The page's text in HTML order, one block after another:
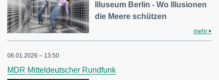
Illuseum Berlin - Wo Illusionen
die Meere schützen
mehr
06.01.2026 – 13:50
MDR Mitteldeutscher Rundfunk